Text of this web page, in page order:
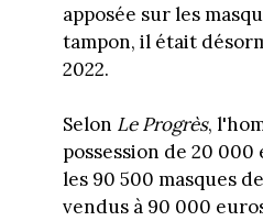
apposée sur les
tampon, il était
2022.
Selon Le Progrès,
possession de 20
les 90 500 masques
vendus à 90 000